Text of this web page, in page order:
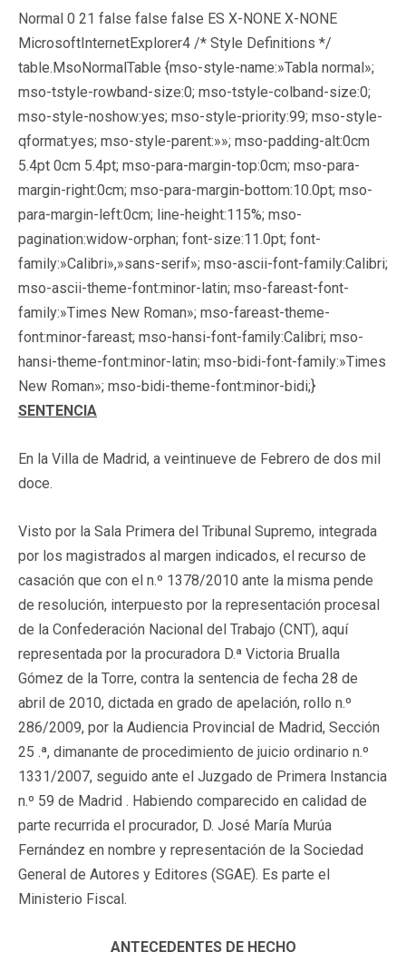
Normal 0 21 false false false ES X-NONE X-NONE
MicrosoftInternetExplorer4 /* Style Definitions */
table.MsoNormalTable {mso-style-name:»Tabla normal»;
mso-tstyle-rowband-size:0; mso-tstyle-colband-size:0;
mso-style-noshow:yes; mso-style-priority:99; mso-style-
qformat:yes; mso-style-parent:»»; mso-padding-alt:0cm
5.4pt 0cm 5.4pt; mso-para-margin-top:0cm; mso-para-
margin-right:0cm; mso-para-margin-bottom:10.0pt; mso-
para-margin-left:0cm; line-height:115%; mso-
pagination:widow-orphan; font-size:11.0pt; font-
family:»Calibri»,»sans-serif»; mso-ascii-font-family:Calibri;
mso-ascii-theme-font:minor-latin; mso-fareast-font-
family:»Times New Roman»; mso-fareast-theme-
font:minor-fareast; mso-hansi-font-family:Calibri; mso-
hansi-theme-font:minor-latin; mso-bidi-font-family:»Times
New Roman»; mso-bidi-theme-font:minor-bidi;}
SENTENCIA
En la Villa de Madrid, a veintinueve de Febrero de dos mil
doce.
Visto por la Sala Primera del Tribunal Supremo, integrada
por los magistrados al margen indicados, el recurso de
casación que con el n.º 1378/2010 ante la misma pende
de resolución, interpuesto por la representación procesal
de la Confederación Nacional del Trabajo (CNT), aquí
representada por la procuradora D.ª Victoria Brualla
Gómez de la Torre, contra la sentencia de fecha 28 de
abril de 2010, dictada en grado de apelación, rollo n.º
286/2009, por la Audiencia Provincial de Madrid, Sección
25 .ª, dimanante de procedimiento de juicio ordinario n.º
1331/2007, seguido ante el Juzgado de Primera Instancia
n.º 59 de Madrid . Habiendo comparecido en calidad de
parte recurrida el procurador, D. José María Murúa
Fernández en nombre y representación de la Sociedad
General de Autores y Editores (SGAE). Es parte el
Ministerio Fiscal.
ANTECEDENTES DE HECHO